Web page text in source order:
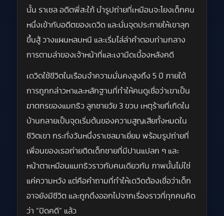
นั้น ราเชล อดีตพี่สะใภ้ นำรูปถ่ายที่เหมือนจะโยงเด็กคน
หนึ่งเข้ากับอดีตของเดวิด และนั่นจุดประกายให้เขาลุก
ขึ้นสู้ วางแผนหลบหนี และเริ่มไล่ล่าคำตอบท่ามกลาง
การตามล่าของเจ้าหน้าที่และเงามืดเบื้องหลังคดี
เดวิดใช้ชีวิตในเรือนจำความมั่นคงสูงถึง 5 ปี ภายใต้
การถูกกล่าวหาและหลักฐานที่ทำให้คนดูเชื่อว่าเขาเป็น
ฆาตกรของแมทธิว ลูกชายวัย 3 ขวบ เหตุร้ายที่เกิดใน
บ้านกลายเป็นจุดเริ่มต้นของความสูญเสียทั้งหมดใน
ชีวิตเขา กระทั่งวันหนึ่งราเชลมาเยี่ยม พร้อมรูปถ่ายที่
เพื่อนของเธอถ่ายติดเด็กชายที่มีปานแปลก ๆ และ
หน้าตาเหมือนแมทธิวราวกับคนเดียวกัน ภาพนั้นไม่ใช่
แค่ความหวัง แต่คือคำถามที่ทำให้เดวิดต้องเชื่อว่าเด็ก
อาจยังมีชีวิต และถูกดึงออกไปจากเรื่องราวที่ทุกคนคิด
ว่า “ปิดคดี” แล้ว